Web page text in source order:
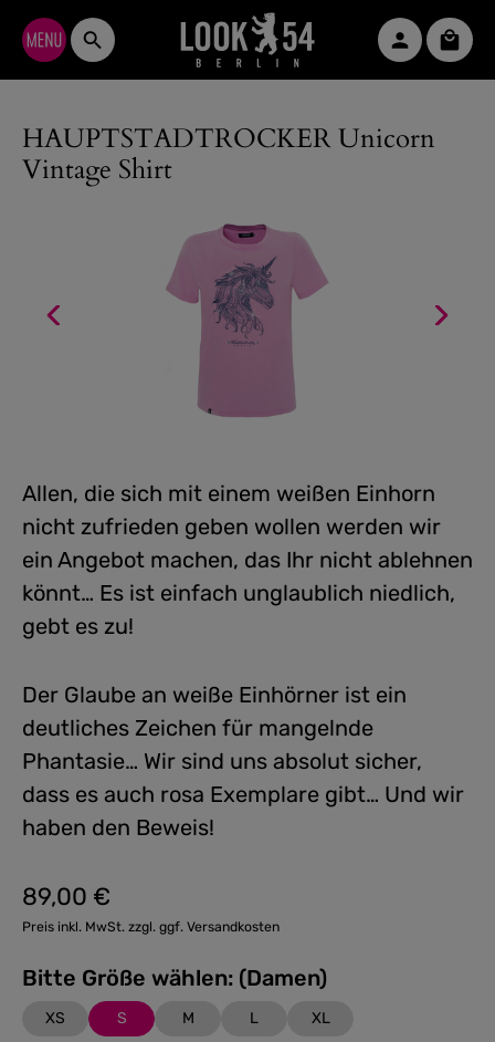
Zum Hauptinhalt springen
HAUPTSTADTROCKER Unicorn
Vintage Shirt
Allen, die sich mit einem weißen Einhorn
nicht zufrieden geben wollen werden wir
ein Angebot machen, das Ihr nicht ablehnen
könnt… Es ist einfach unglaublich niedlich,
gebt es zu!
Der Glaube an weiße Einhörner ist ein
deutliches Zeichen für mangelnde
Phantasie… Wir sind uns absolut sicher,
dass es auch rosa Exemplare gibt… Und wir
haben den Beweis!
Regulärer Preis:
89,00 €
Preis inkl. MwSt. zzgl. ggf. Versandkosten
Bitte Größe wählen: (Damen)
XS S M L XL